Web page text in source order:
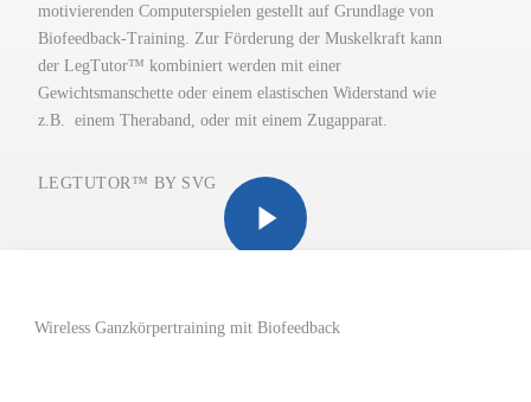
motivierenden Computerspielen gestellt auf Grundlage von
Biofeedback-Training. Zur Förderung der Muskelkraft kann
der LegTutor™ kombiniert werden mit einer
Gewichtsmanschette oder einem elastischen Widerstand wie
z.B. einem Theraband, oder mit einem Zugapparat.
LEGTUTOR™ BY SVG Play Video
Wireless Ganzkörpertraining mit Biofeedback